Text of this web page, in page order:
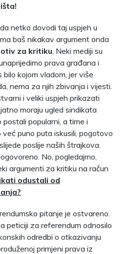
netko dovodi taj uspjeh u
baš nikakav argument onda
za kritiku . Neki mediji su
prava građana i
kojom vladom, jer više
nema za njih zbivanja i vijesti.
i veliki uspjeh prikazati
moraju ugled sindikata
popularni, a time i
puno puta iskusili, pogotovo
poslije naših štrajkova.
No, pogledajmo,
argumenti za kritiku na račun
odustali od
pitanje je ostvareno.
peticiji za referendum odnosilo
odredbi o otkazivanju
primjeni prava iz